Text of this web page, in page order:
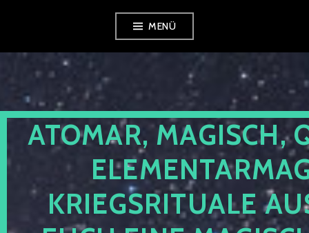
springen
MENÜ
ATOMAR, MAGISCH,
KRIEGSRITUALE